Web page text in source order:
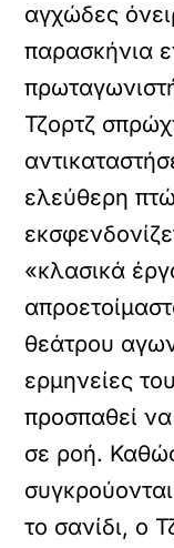
αγχώδες
παρασκήνια
Τζορτζ
ελεύθερη
«κλασικά
θεάτρου
ερμηνείες
προσπαθεί
σε ροή.
το σανίδι, ο